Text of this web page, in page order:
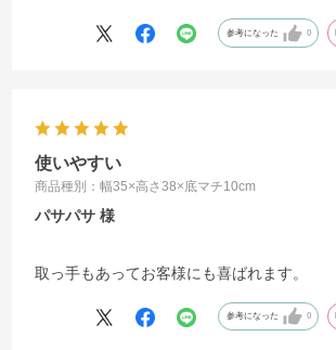
参考になった 0
使いやすい
商品種別：幅35×高さ38×底マチ10cm
パサパサ
取っ手もあってお客様にも喜ばれます。
参考になった 0